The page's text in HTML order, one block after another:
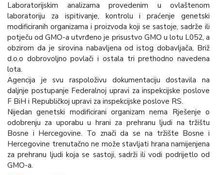
Laboratorijskim analizama provedenim u ovlaštenom
laboratoriju za ispitivanje, kontrolu i praćenje genetski
modificiranih organizama i proizvoda koji se sastoje, sadrže ili
potječu od GMO-a utvrđeno je prisustvo GMO u lotu L052, a
obzirom da je sirovina nabavljena od istog dobavljača, Briž
d.o.o dobrovoljno povlači i ostala tri prethodno navedena
lota.
Agencija je svu raspoloživu dokumentaciju dostavila na
daljnje postupanje Federalnoj upravi za inspekcijske poslove
F BiH i Republičkoj upravi za inspekcijske poslove RS.
Nijedan genetski modificirani organizam nema Rješenje o
odobrenju za uporabu u hrani za prehranu ljudi na tržištu
Bosne i Hercegovine. To znači da se na tržište Bosne i
Hercegovine trenutačno ne može stavljati hrana namijenjena
za prehranu ljudi koja se sastoji, sadrži ili vodi podrijetlo od
GMO-a.